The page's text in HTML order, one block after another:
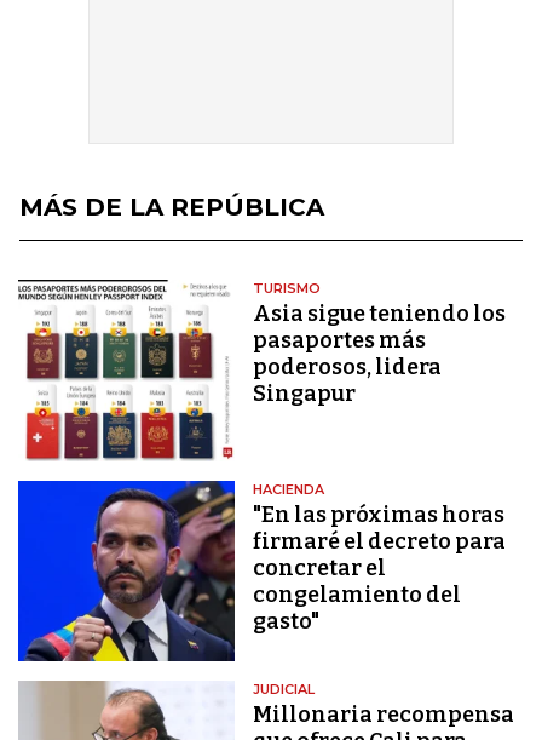
MÁS DE LA REPÚBLICA
TURISMO
Asia sigue teniendo los
pasaportes más
poderosos, lidera
Singapur
HACIENDA
"En las próximas horas
firmaré el decreto para
concretar el
congelamiento del
gasto"
JUDICIAL
Millonaria recompensa